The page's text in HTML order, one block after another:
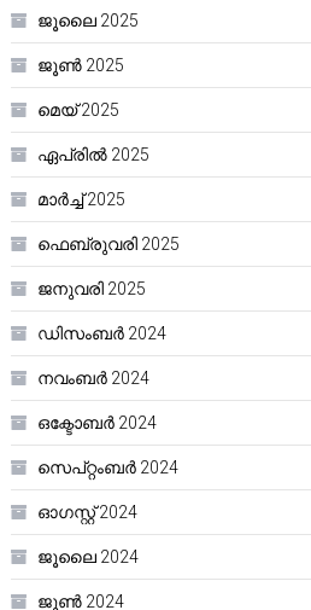
ജൂലൈ 2025
ജൂൺ 2025
മെയ്‌ 2025
ഏപ്രിൽ 2025
മാർച്ച്‌ 2025
ഫെബ്രുവരി 2025
ജനുവരി 2025
ഡിസംബർ 2024
നവംബർ 2024
ഒക്ടോബർ 2024
സെപ്റ്റംബർ 2024
ഓഗസ്റ്റ്‌ 2024
ജൂലൈ 2024
ജൂൺ 2024